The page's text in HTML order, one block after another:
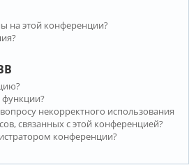
на этой конференции?
функции?
некорректного использования
связанных с этой конференцией?
конференции?